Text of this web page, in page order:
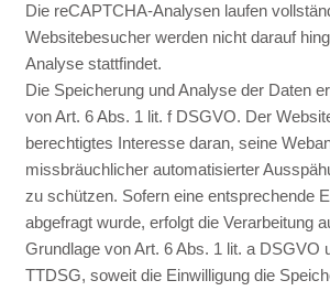
Die reCAPTCHA-Analysen laufen
Websitebesucher werden nicht darauf
Analyse stattfindet.
Die Speicherung und Analyse der Daten
von Art. 6 Abs. 1 lit. f DSGVO. Der
berechtigtes Interesse daran, seine
missbräuchlicher automatisierter
zu schützen. Sofern eine entsprechende
abgefragt wurde, erfolgt die Verarbeitung
Grundlage von Art. 6 Abs. 1 lit. a DSGVO
TTDSG, soweit die Einwilligung die